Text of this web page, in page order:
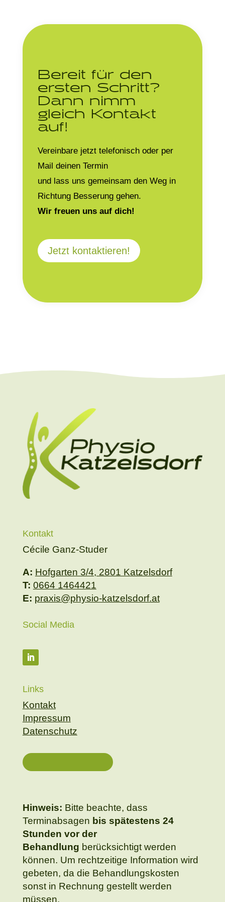
Bereit für den
ersten Schritt?
Dann nimm
gleich Kontakt
auf!
Vereinbare jetzt telefonisch oder per
Mail deinen Termin
und lass uns gemeinsam den Weg in
Richtung Besserung gehen.
Wir freuen uns auf dich!
Jetzt kontaktieren!
Kontakt
Cécile Ganz-Studer
A: Hofgarten 3/4, 2801 Katzelsdorf
T: 0664 1464421
E: praxis@physio-katzelsdorf.at
Social Media
Links
Kontakt
Impressum
Datenschutz
Hinweis: Bitte beachte, dass
Terminabsagen bis spätestens 24
Stunden vor der
Behandlung berücksichtigt werden
können. Um rechtzeitige Information wird
gebeten, da die Behandlungskosten
sonst in Rechnung gestellt werden
müssen.